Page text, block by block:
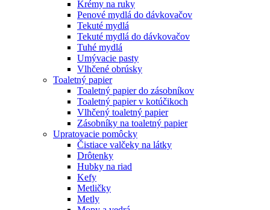
Krémy na ruky
Penové mydlá do dávkovačov
Tekuté mydlá
Tekuté mydlá do dávkovačov
Tuhé mydlá
Umývacie pasty
Vlhčené obrúsky
Toaletný papier
Toaletný papier do zásobníkov
Toaletný papier v kotúčikoch
Vlhčený toaletný papier
Zásobníky na toaletný papier
Upratovacie pomôcky
Čistiace valčeky na látky
Drôtenky
Hubky na riad
Kefy
Metličky
Metly